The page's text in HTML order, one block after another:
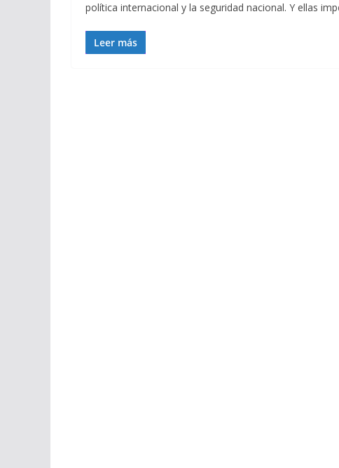
política internacional y la seguridad nacional. Y ellas
Leer más